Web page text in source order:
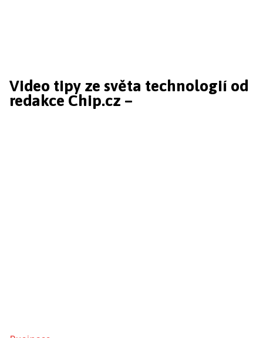
Video tipy ze světa technologií od
redakce Chip.cz –